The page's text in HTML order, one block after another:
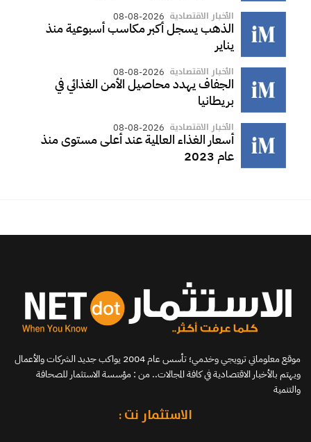
الأخبار الاقتصادية 08-08-2026
الذهب يسجل أكبر مكاسب أسبوعية منذ
يناير
الأخبار الاقتصادية 08-08-2026
الجفاف يهدد محاصيل الأمن الغذائي في
بريطانيا
الأخبار الاقتصادية 08-08-2026
أسعار الغذاء العالمية عند أعلى مستوى منذ
عام 2023
موقع معلوماتي ترويجي وخدمي؛ تأسس عام 2004 يواكب جديد الشركات والأعمال
ويهتم بالأخبار الاقتصادية في كافة المجالات.. من : مؤسسة الاستثمار للصحافة
والتنمية
الاستثمار نت :